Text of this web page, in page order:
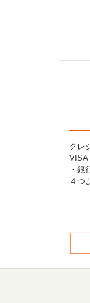
クレ
VISA
・銀
４つ